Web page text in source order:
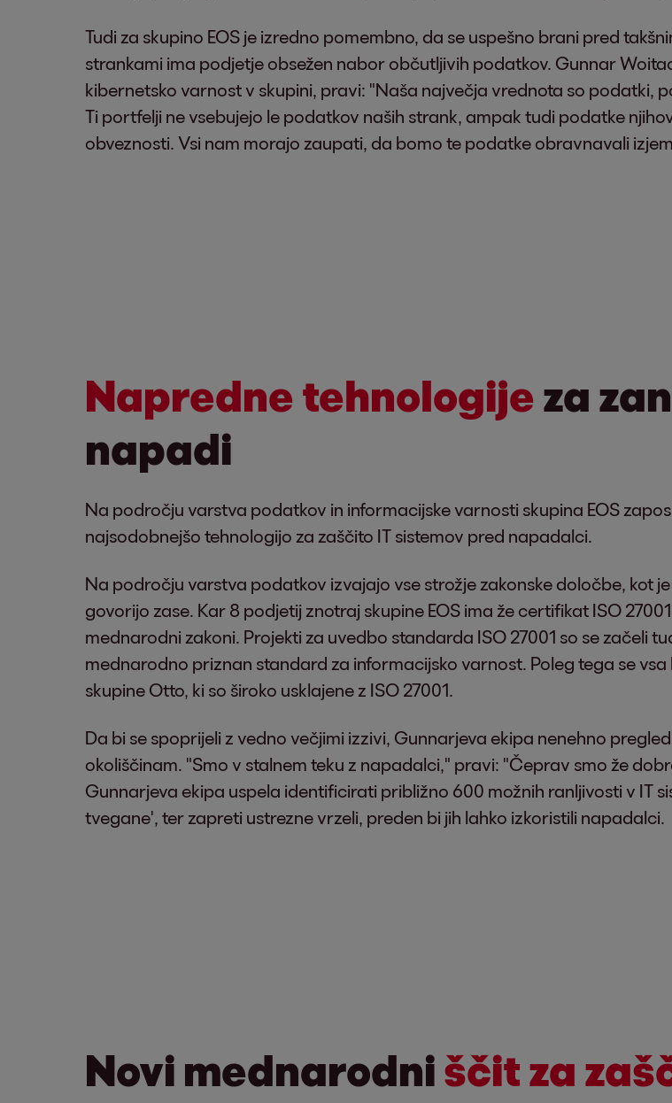
Tudi za skupino EOS je izredno pomembno, da se uspešno brani pred
strankami ima podjetje obsežen nabor občutljivih podatkov. Gunnar
kibernetsko varnost v skupini, pravi: "Naša največja vrednota so podatki,
Ti portfelji ne vsebujejo le podatkov naših strank, ampak tudi podatke
obveznosti. Vsi nam morajo zaupati, da bomo te podatke obravnavali
Napredne tehnologijeza
napadi
Na področju varstva podatkov in informacijske varnosti skupina EOS
najsodobnejšo tehnologijo za zaščito IT sistemov pred napadalci.
Na področju varstva podatkov izvajajo vse strožje zakonske določbe, kot
govorijo zase. Kar 8 podjetij znotraj skupine EOS ima že certifikat ISO
mednarodni zakoni. Projekti za uvedbo standarda ISO 27001 so se začeli
mednarodno priznan standard za informacijsko varnost. Poleg tega se
skupine Otto, ki so široko usklajene z ISO 27001.
Da bi se spoprijeli z vedno večjimi izzivi, Gunnarjeva ekipa nenehno
okoliščinam. "Smo v stalnem teku z napadalci," pravi: "Čeprav smo že
Gunnarjeva ekipa uspela identificirati približno 600 možnih ranljivosti v IT
tvegane', ter zapreti ustrezne vrzeli, preden bi jih lahko izkoristili napadalci.
Novi mednarodniščit za